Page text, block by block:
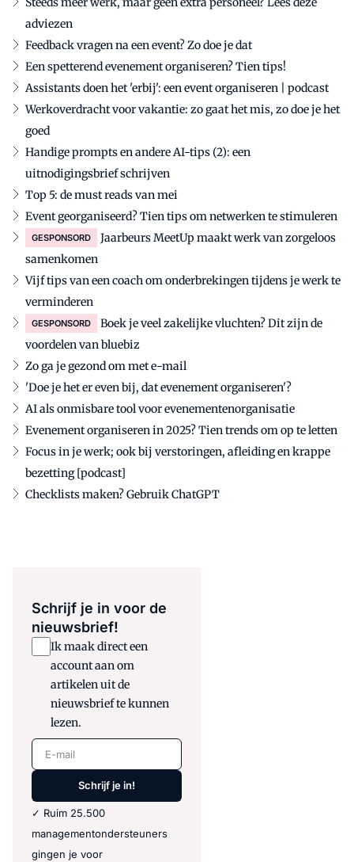
adviezen
Feedback vragen na een event? Zo doe je dat
Een spetterend evenement organiseren? Tien tips!
Assistants doen het 'erbij': een event organiseren | podcast
Werkoverdracht voor vakantie: zo gaat het mis, zo doe je het
goed
Handige prompts en andere AI-tips (2): een
uitnodigingsbrief schrijven
Top 5: de must reads van mei
Event georganiseerd? Tien tips om netwerken te stimuleren
GESPONSORD
Jaarbeurs MeetUp maakt werk van zorgeloos
samenkomen
Vijf tips van een coach om onderbrekingen tijdens je werk te
verminderen
GESPONSORD
Boek je veel zakelijke vluchten? Dit zijn de
voordelen van bluebiz
Zo ga je gezond om met e-mail
'Doe je het er even bij, dat evenement organiseren'?
AI als onmisbare tool voor evenementenorganisatie
Evenement organiseren in 2025? Tien trends om op te letten
Focus in je werk; ook bij verstoringen, afleiding en krappe
bezetting [podcast]
Checklists maken? Gebruik ChatGPT
Schrijf je in voor de
nieuwsbrief!
Ik maak direct een
account aan om
artikelen uit de
nieuwsbrief te kunnen
lezen.
E-mail
Schrijf je in!
✓ Ruim 25.500
managementondersteuners
gingen je voor